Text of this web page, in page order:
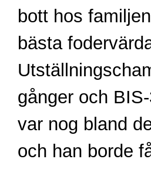
bott hos
bästa
gånger och
var nog bland
och han borde